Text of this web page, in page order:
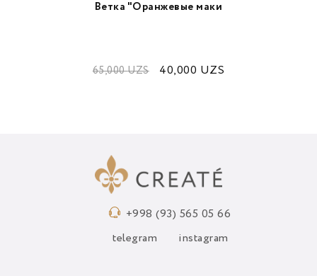
Ветка "Оранжевые маки
65,000UZS 40,000 UZS
+998 (93) 565 05 66
telegram instagram